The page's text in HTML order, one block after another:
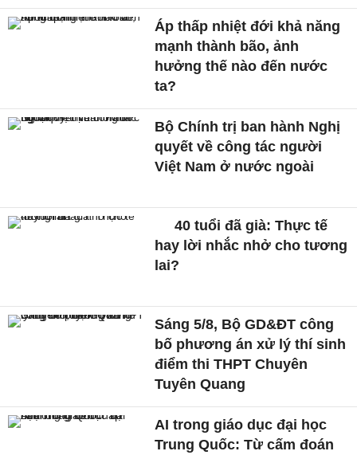
Áp thấp nhiệt đới khả năng
mạnh thành bão, ảnh
hưởng thế nào đến nước
ta?
Bộ Chính trị ban hành Nghị
quyết về công tác người
Việt Nam ở nước ngoài
40 tuổi đã già: Thực tế
hay lời nhắc nhở cho tương
lai?
Sáng 5/8, Bộ GD&ĐT công
bố phương án xử lý thí sinh
điểm thi THPT Chuyên
Tuyên Quang
AI trong giáo dục đại học
Trung Quốc: Từ cấm đoán